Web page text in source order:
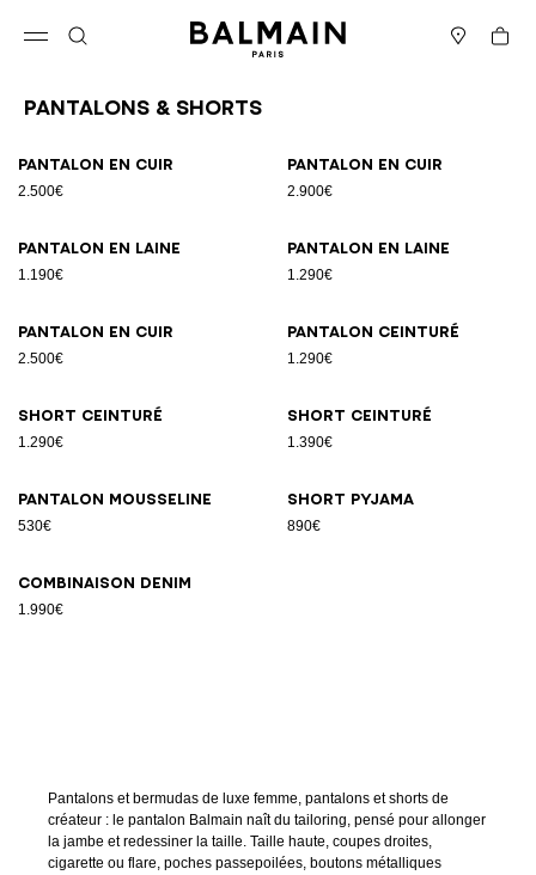
Panier
Pantalons & Shorts
Pantalon en cuir
2.500€
Pantalon en cuir
2.900€
Pantalon en laine
1.190€
Pantalon en laine
1.290€
Pantalon en cuir
2.500€
Pantalon ceinturé
1.290€
Short ceinturé
1.290€
Short ceinturé
1.390€
Pantalon mousseline
530€
Short pyjama
890€
Combinaison denim
1.990€
Pantalons et bermudas de luxe femme, pantalons et shorts de
créateur : le pantalon Balmain naît du tailoring, pensé pour allonger
la jambe et redessiner la taille. Taille haute, coupes droites,
cigarette ou flare, poches passepoilées, boutons métalliques